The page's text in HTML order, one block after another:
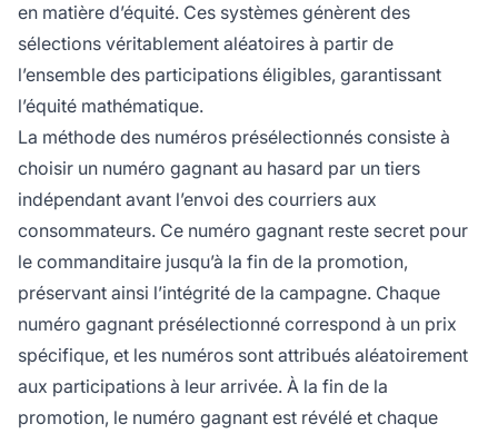
en matière d’équité. Ces systèmes génèrent des
sélections véritablement aléatoires à partir de
l’ensemble des participations éligibles, garantissant
l’équité mathématique.
La méthode des numéros présélectionnés consiste à
choisir un numéro gagnant au hasard par un tiers
indépendant avant l’envoi des courriers aux
consommateurs. Ce numéro gagnant reste secret pour
le commanditaire jusqu’à la fin de la promotion,
préservant ainsi l’intégrité de la campagne. Chaque
numéro gagnant présélectionné correspond à un prix
spécifique, et les numéros sont attribués aléatoirement
aux participations à leur arrivée. À la fin de la
promotion, le numéro gagnant est révélé et chaque